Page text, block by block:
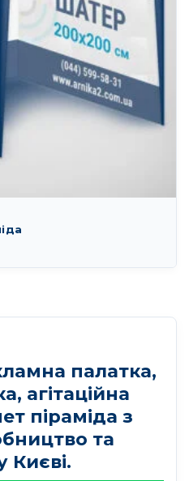
палатка,
агітаційна
піраміда з
та
Києві.